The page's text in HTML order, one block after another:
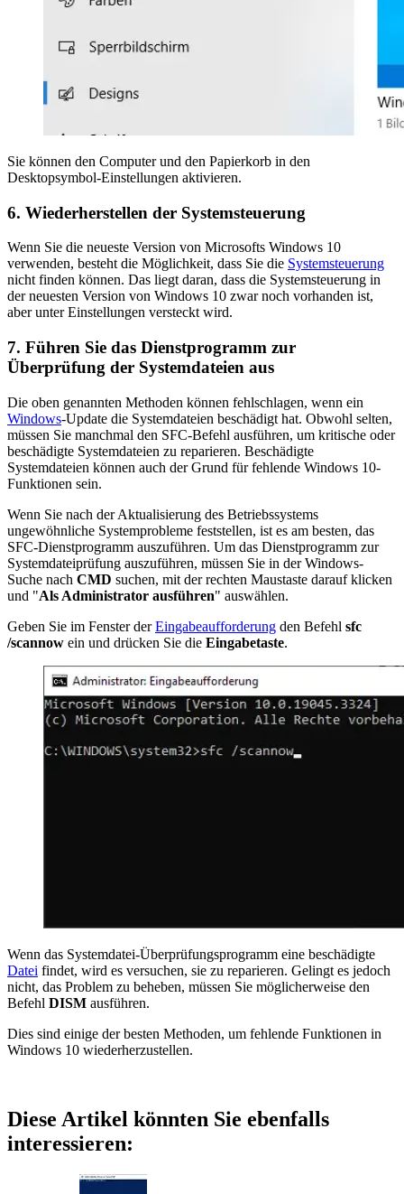
Sie können den Computer und den Papierkorb in den
Desktopsymbol-Einstellungen aktivieren.
6. Wiederherstellen der Systemsteuerung
Wenn Sie die neueste Version von Microsofts Windows 10
verwenden, besteht die Möglichkeit, dass Sie die Systemsteuerung
nicht finden können. Das liegt daran, dass die Systemsteuerung in
der neuesten Version von Windows 10 zwar noch vorhanden ist,
aber unter Einstellungen versteckt wird.
7. Führen Sie das Dienstprogramm zur
Überprüfung der Systemdateien aus
Die oben genannten Methoden können fehlschlagen, wenn ein
Windows-Update die Systemdateien beschädigt hat. Obwohl selten,
müssen Sie manchmal den SFC-Befehl ausführen, um kritische oder
beschädigte Systemdateien zu reparieren. Beschädigte
Systemdateien können auch der Grund für fehlende Windows 10-
Funktionen sein.
Wenn Sie nach der Aktualisierung des Betriebssystems
ungewöhnliche Systemprobleme feststellen, ist es am besten, das
SFC-Dienstprogramm auszuführen. Um das Dienstprogramm zur
Systemdateiprüfung auszuführen, müssen Sie in der Windows-
Suche nach CMD suchen, mit der rechten Maustaste darauf klicken
und "Als Administrator ausführen" auswählen.
Geben Sie im Fenster derEingabeaufforderung den Befehl sfc
/scannow ein und drücken Sie die Eingabetaste.
Wenn das Systemdatei-Überprüfungsprogramm eine beschädigte
Datei findet, wird es versuchen, sie zu reparieren. Gelingt es jedoch
nicht, das Problem zu beheben, müssen Sie möglicherweise den
Befehl DISM ausführen.
Dies sind einige der besten Methoden, um fehlende Funktionen in
Windows 10 wiederherzustellen.
Diese Artikel könnten Sie ebenfalls
interessieren: